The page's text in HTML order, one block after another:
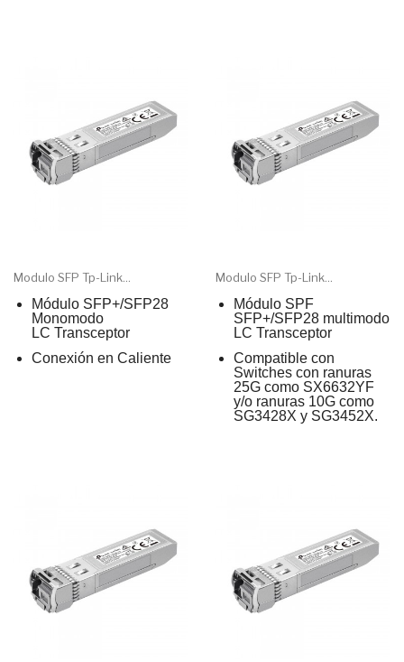
Modulo SFP Tp-Link...
Módulo SFP+/SFP28
Monomodo
LC Transceptor
Conexión en Caliente
Modulo SFP Tp-Link...
Módulo SPF
SFP+/SFP28 multimodo
LC Transceptor
Compatible con
Switches con ranuras
25G como SX6632YF
y/o ranuras 10G como
SG3428X y SG3452X.